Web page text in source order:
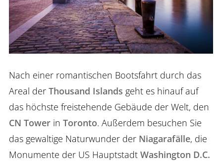
Nach einer romantischen Bootsfahrt durch das
Areal der Thousand Islands geht es hinauf auf
das höchste freistehende Gebäude der Welt, den
CN Towerin Toronto. Außerdem besuchen Sie
das gewaltige Naturwunder der Niagarafälle, die
Monumente der US Hauptstadt Washington D.C.